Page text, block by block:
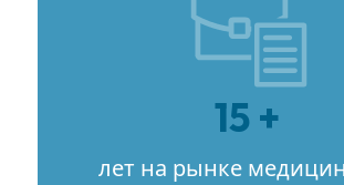
15 +
лет на рынке